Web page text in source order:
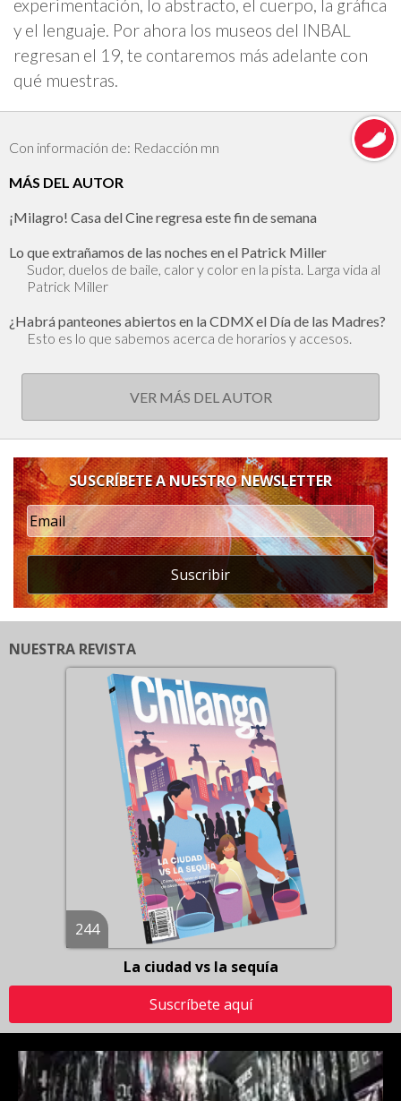
experimentación, lo abstracto, el cuerpo, la gráfica
y el lenguaje. Por ahora los museos del INBAL
regresan el 19, te contaremos más adelante con
qué muestras.
Con información de: Redacción mn
MÁS DEL AUTOR
¡Milagro! Casa del Cine regresa este fin de semana
Lo que extrañamos de las noches en el Patrick Miller
Sudor, duelos de baile, calor y color en la pista. Larga vida al
Patrick Miller
¿Habrá panteones abiertos en la CDMX el Día de las Madres?
Esto es lo que sabemos acerca de horarios y accesos.
VER MÁS DEL AUTOR
SUSCRÍBETE A NUESTRO NEWSLETTER
Suscribir
NUESTRA REVISTA
244
La ciudad vs la sequía
Suscríbete aquí